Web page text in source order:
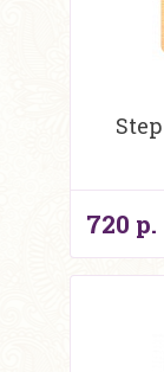
720 р.